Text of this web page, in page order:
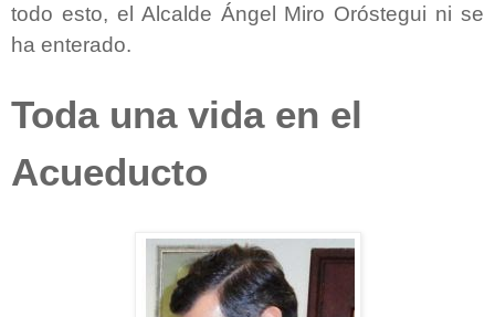
todo esto, el Alcalde Ángel Miro Oróstegui ni se
ha enterado.
Toda una vida en el
Acueducto